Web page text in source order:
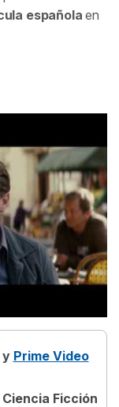
española en
y Prime Video
Ficción